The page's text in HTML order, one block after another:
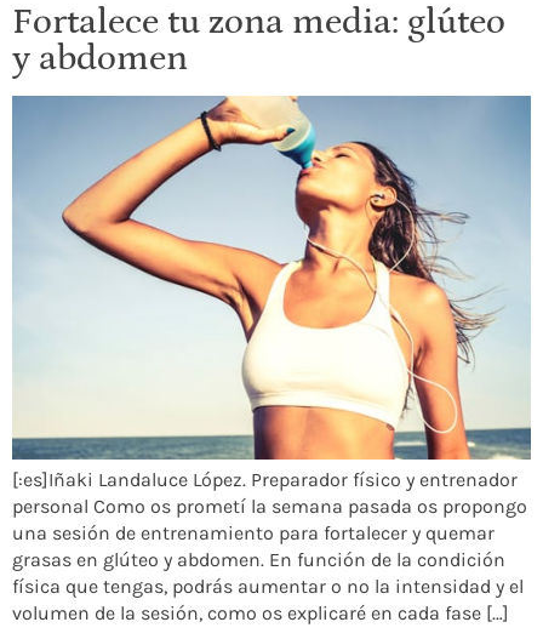
Fortalece tu zona media: glúteo
y abdomen
[:es]Iñaki Landaluce López. Preparador físico y entrenador
personal Como os prometí la semana pasada os propongo
una sesión de entrenamiento para fortalecer y quemar
grasas en glúteo y abdomen. En función de la condición
física que tengas, podrás aumentar o no la intensidad y el
volumen de la sesión, como os explicaré en cada fase […]